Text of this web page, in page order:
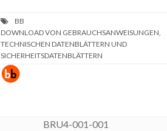
DOWNLOAD VON GEBRAUCHSANWEISUNGEN,
TECHNISCHEN DATENBLÄTTERN UND
SICHERHEITSDATENBLÄTTERN
BRU4-001-001